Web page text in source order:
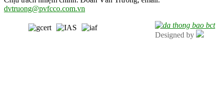
dvtruong@pvfcco.com.vn
Designed by